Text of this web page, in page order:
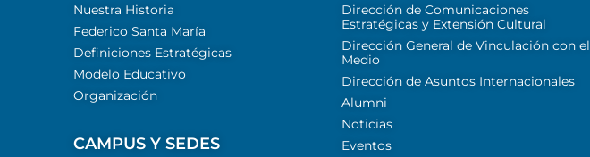
Nuestra Historia
Federico Santa María
Definiciones Estratégicas
Modelo Educativo
Organización
CAMPUS Y SEDES
Dirección de Comunicaciones
Estratégicas y Extensión Cultural
Dirección General de Vinculación con el
Medio
Dirección de Asuntos Internacionales
Alumni
Noticias
Eventos